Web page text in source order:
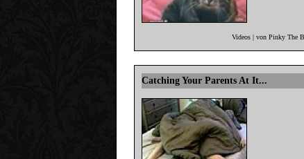
Videos | von Pinky The
Catching Your Parents At It...